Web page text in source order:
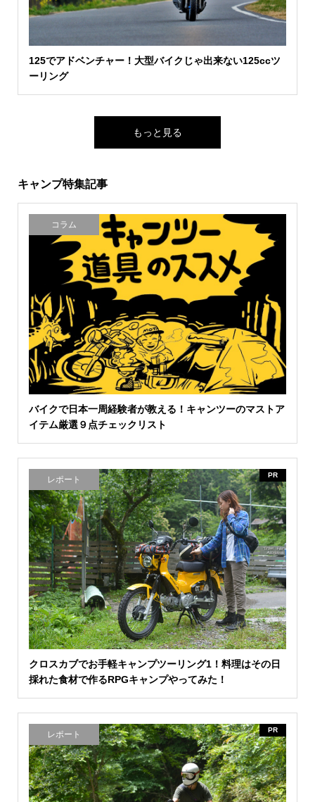
125でアドベンチャー！大型バイクじゃ出来ない125ccツ
ーリング
もっと見る
キャンプ特集記事
コラム
バイクで日本一周経験者が教える！キャンツーのマストア
イテム厳選９点チェックリスト
レポート PR
クロスカブでお手軽キャンプツーリング1！料理はその日
採れた食材で作るRPGキャンプやってみた！
レポート PR